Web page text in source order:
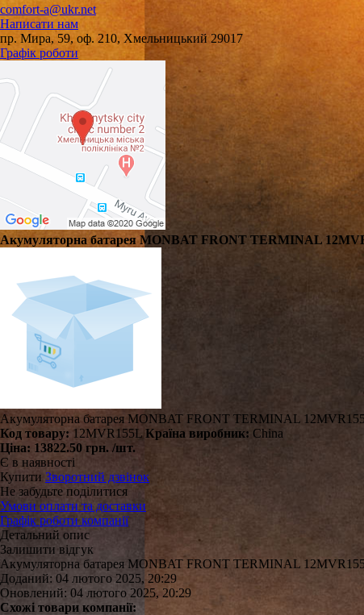
comfort-a@ukr.net
Написати нам
пр. Мира, 59, оф. 210, Хмельницький 29017
Графік роботи
Акумуляторна батарея MONBAT FRONT TERMINAL
Акумуляторна батарея MONBAT FRONT TERMINAL
Код товару: 12MVR155L Країна виробник: China
Ціна: 13822.50 грн. /шт.
Є в наявності
Купити Зворотний дзвінок
Не забудьте поділитися
Умови оплати та доставки
Графік роботи компанії
Детальний опис
Залишити відгук
Акумуляторна батарея MONBAT FRONT TERMINAL
Доданий: 04 лютого 2025, 20:29
Оновлений: 04 лютого 2025, 20:29
Схожі товари компанії: